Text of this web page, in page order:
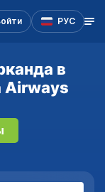
РУС
в
Airways